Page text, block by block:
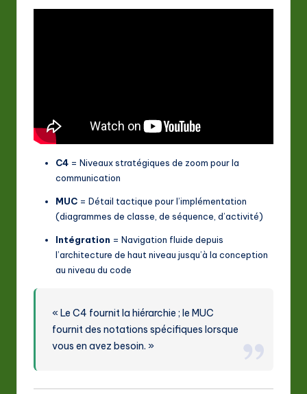
C4 = Niveaux stratégiques de zoom pour la
communication
MUC = Détail tactique pour l’implémentation
(diagrammes de classe, de séquence, d’activité)
Intégration = Navigation fluide depuis
l’architecture de haut niveau jusqu’à la conception
au niveau du code
« Le C4 fournit la hiérarchie ; le MUC
fournit des notations spécifiques lorsque
vous en avez besoin. »